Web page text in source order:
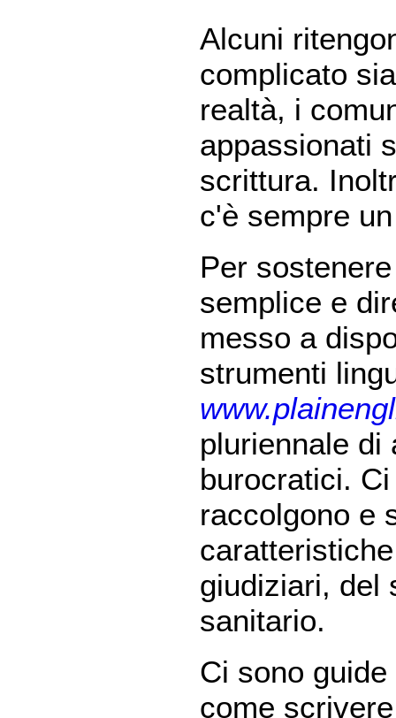
Alcuni
complicato
realtà, i
appassionati
scrittura.
c'è sempre
Per
semplice e
messo a
strumenti
pluriennale di
burocratici.
raccolgono e
giudiziari, del
sanitario.
Ci sono
come